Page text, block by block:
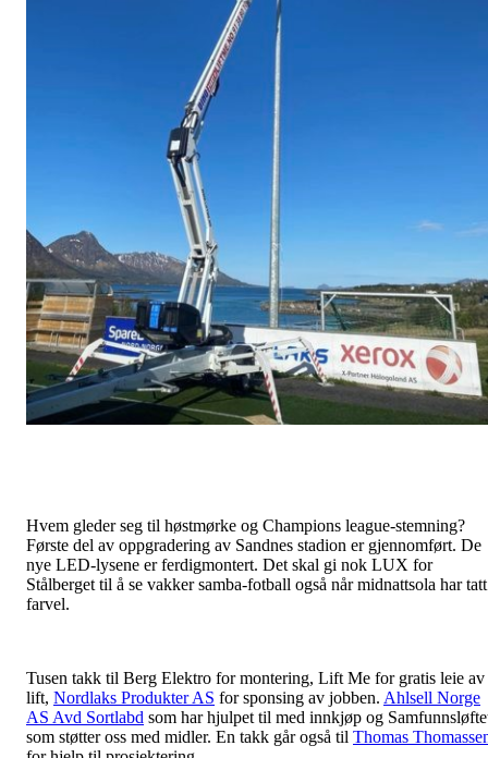
Hvem gleder seg til høstmørke og Champions league-stemning?
Første del av oppgradering av Sandnes stadion er gjennomført. De
nye LED-lysene er ferdigmontert. Det skal gi nok LUX for
Stålberget til å se vakker samba-fotball også når midnattsola har tatt
farvel.
Tusen takk til Berg Elektro for montering, Lift Me for gratis leie av
lift, Nordlaks Produkter AS for sponsing av jobben. Ahlsell Norge
AS Avd Sortlabd som har hjulpet til med innkjøp og
som støtter oss med midler. En takk går også til Thomas